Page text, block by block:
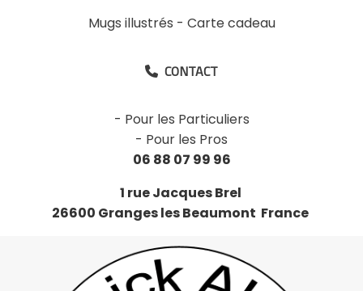
Mugs illustrés - Carte cadeau
 CONTACT
- Pour les Particuliers
- Pour les Pros
06 88 07 99 96
1 rue Jacques Brel
26600 Granges les Beaumont France